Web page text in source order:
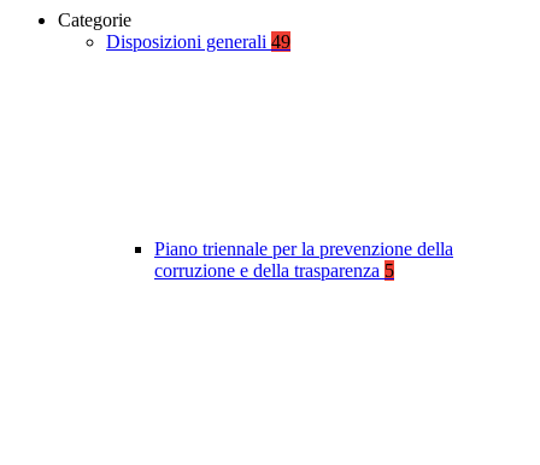
Categorie
Disposizioni generali 49
Piano triennale per la prevenzione della
corruzione e della trasparenza 5